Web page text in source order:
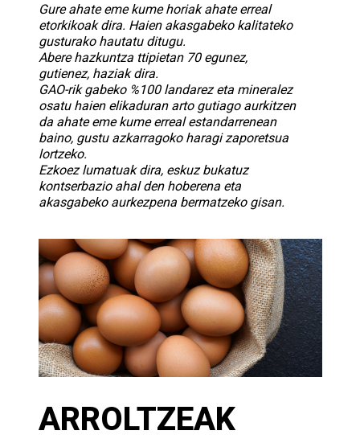
Gure ahate eme kume horiak ahate erreal
etorkikoak dira. Haien akasgabeko kalitateko
gusturako hautatu ditugu.
Abere hazkuntza ttipietan 70 egunez,
gutienez, haziak dira.
GAO-rik gabeko %100 landarez eta mineralez
osatu haien elikaduran arto gutiago aurkitzen
da ahate eme kume erreal estandarrenean
baino, gustu azkarragoko haragi zaporetsua
lortzeko.
Ezkoez lumatuak dira, eskuz bukatuz
kontserbazio ahal den hoberena eta
akasgabeko aurkezpena bermatzeko gisan.
ARROLTZEAK